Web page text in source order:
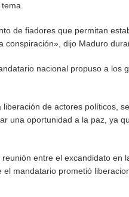
de fiadores que permitan
conspiración», dijo Maduro
nacional propuso a los
liberación de actores políticos,
una oportunidad a la paz, ya
entre el excandidato en
el mandatario prometió